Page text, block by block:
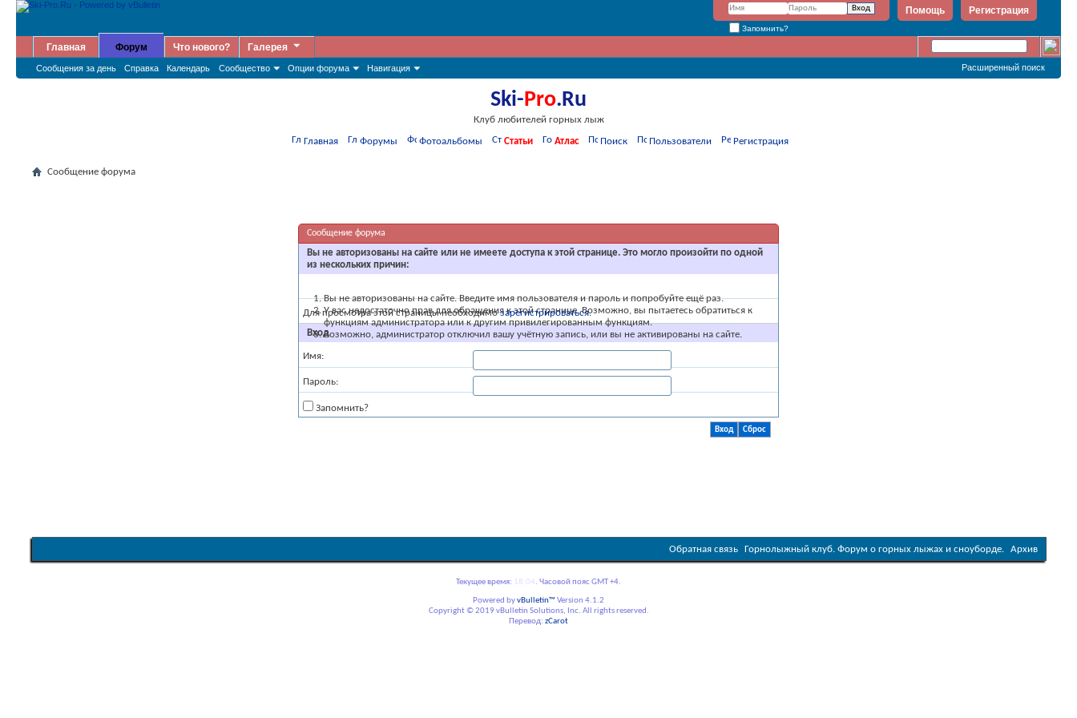
Регистрация
Помощь
Запомнить?
Главная Форум
Сообщения за день Справка Календарь Сообщество Опции форума Навигация
Что нового? Галерея
Расширенный поиск
Ski-Pro.Ru
Клуб любителей горных лыж
Главная Форумы Фотоальбомы Статьи Атлас Поиск Пользователи Регистрация
Сообщение форума
Сообщение форума
Вы не авторизованы на сайте или не имеете доступа к этой странице. Это могло произойти по одной
из нескольких причин:
Вы не авторизованы на сайте. Введите имя пользователя и пароль и попробуйте ещё раз.
У вас недостаточно прав для обращения к этой странице. Возможно, вы пытаетесь обратиться к
функциям администратора или к другим привилегированным функциям.
Возможно, администратор отключил вашу учётную запись, или вы не активированы на сайте.
Для просмотра этой страницы необходимозарегистрироваться.
Вход
Имя:
Пароль:
Запомнить?
Обратная связь Горнолыжный клуб. Форум о горных лыжах и сноуборде. Архив
Текущее время: 18:04 . Часовой пояс GMT +4.
Powered byvBulletin™ Version 4.1.2
Copyright © 2019 vBulletin Solutions, Inc. All rights reserved.
Перевод: zCarot